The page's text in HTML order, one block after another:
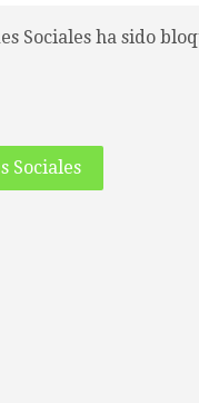
Sociales ha sido
Sociales